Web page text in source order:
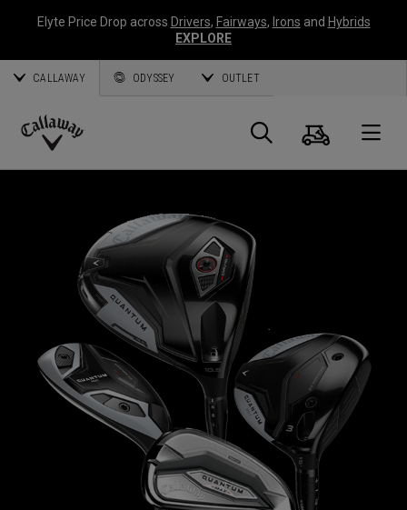
Elyte Price Drop across Drivers, Fairways, Irons and Hybrids
EXPLORE
CALLAWAY ODYSSEY OUTLET
Callaway
Panier